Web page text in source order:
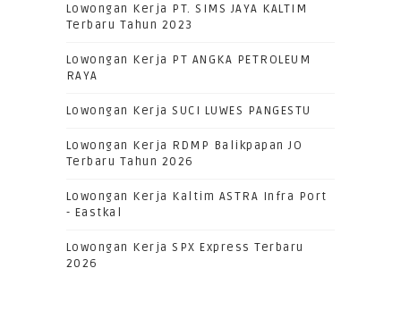
Lowongan Kerja PT. SIMS JAYA KALTIM
Terbaru Tahun 2023
Lowongan Kerja PT ANGKA PETROLEUM
RAYA
Lowongan Kerja SUCI LUWES PANGESTU
Lowongan Kerja RDMP Balikpapan JO
Terbaru Tahun 2026
Lowongan Kerja Kaltim ASTRA Infra Port
- Eastkal
Lowongan Kerja SPX Express Terbaru
2026